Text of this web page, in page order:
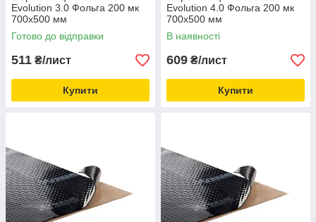
Evolution 3.0 Фольга 200 мк
700х500 мм
Готово до відправки
511 ₴/лист
Купити
Evolution 4.0 Фольга 200 мк
700x500 мм
В наявності
609 ₴/лист
Купити